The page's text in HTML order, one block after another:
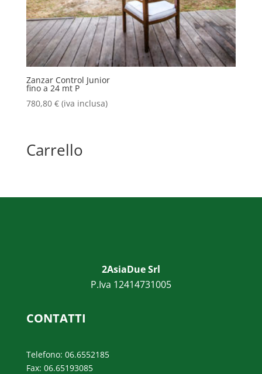
Zanzar Control Junior
fino a 24 mt P
780,80 € (iva inclusa)
Carrello
2AsiaDue Srl
P.Iva 12414731005
CONTATTI
Telefono: 06.6552185
Fax: 06.65193085